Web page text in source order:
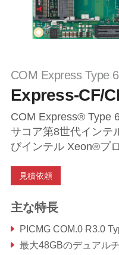
COM Express Type 6
Express-CF/
COM Express® Type
サコア第8世代インテ
びインテル Xeon®プ
見積依頼
主な特長
PICMG COM.0 R3.0 Type 6モジュール、ヘキサコアのイン
最大48GBのデュアルチ